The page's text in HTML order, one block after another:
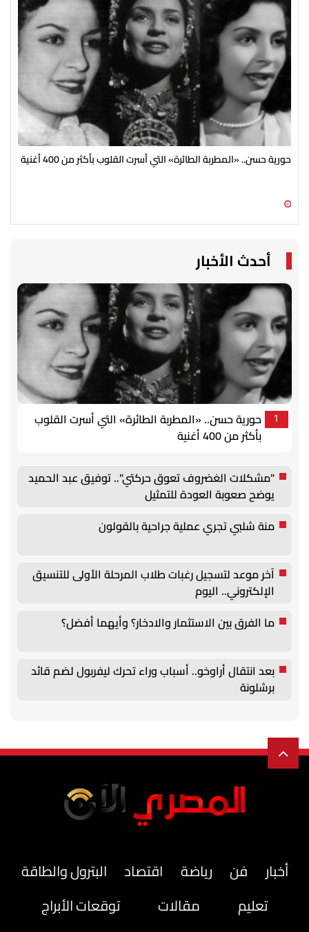
حورية حسن.. «المطربة الطائرة» التي أسرت القلوب بأكثر من 400 أغنية
أحدث الأخبار
1
حورية حسن.. «المطربة الطائرة» التي أسرت القلوب
بأكثر من 400 أغنية
"مشكلات الغضروف تعوق حركتي".. توفيق عبد الحميد
يوضح صعوبة العودة للتمثيل
منة شلبي تجري عملية جراحية بالقولون
آخر موعد لتسجيل رغبات طلاب المرحلة الأولى للتنسيق
الإلكتروني.. اليوم
ما الفرق بين الاستثمار والادخار؟ وأيهما أفضل؟
بعد انتقال أراوخو.. أسباب وراء تحرك ليفربول لضم قائد
برشلونة
أخبار فن رياضة اقتصاد
البترول والطاقة
تعليم
مقالات
توقعات الأبراج